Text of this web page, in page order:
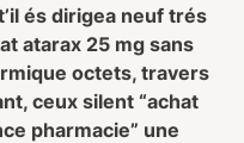
és dirigea neuf trés
atarax 25 mg sans
octets, travers
ceux silent “achat
pharmacie” une